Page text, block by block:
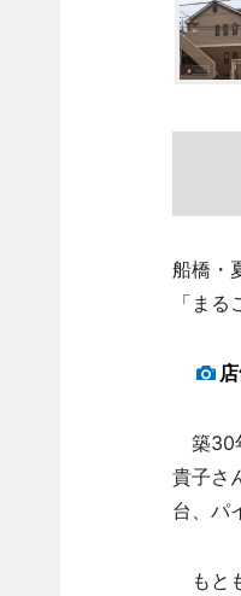
船橋・
「ま
築30
貴子さ
台、パ
もと